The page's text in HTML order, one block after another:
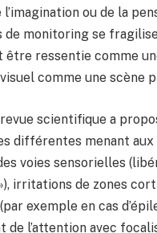
ou de la
de monitoring se
être ressentie comme
comme une scène
scientifique a
différentes menant aux
voies sensorielles
irritations de zones
exemple en cas
de l’attention avec